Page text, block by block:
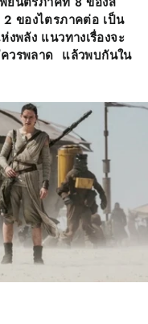
ของไตรภาคต่อ เป็น
พลัง แนวทางเรื่องจะ
วรพลาด แล้วพบกันใน